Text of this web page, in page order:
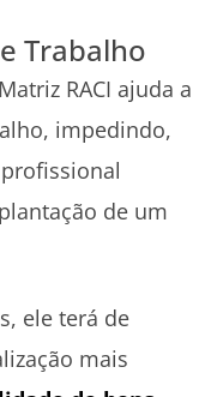
Trabalho
RACI ajuda a
impedindo,
de um
ele terá de
mais